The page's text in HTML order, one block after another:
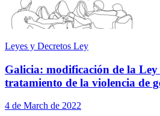
Leyes y Decretos Ley
Galicia: modificación de la
tratamiento de la violencia de
4 de March de 2022